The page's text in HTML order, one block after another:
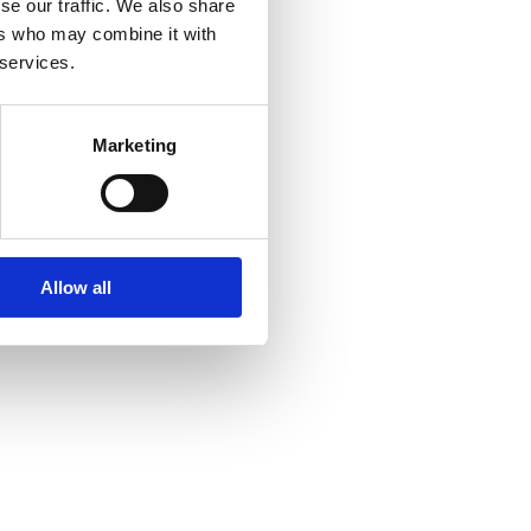
our traffic. We also share
who may combine it with
Marketing
Allow all